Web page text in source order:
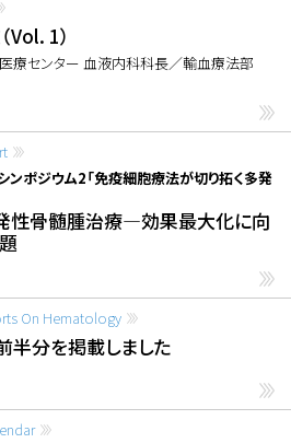
1）
療センター 血液内科科長／輸血療法部
ンポジウム2「免疫細胞療法が切り拓く多発
性骨髄腫治療―効果最大化に向
On Hematology
分を掲載しました